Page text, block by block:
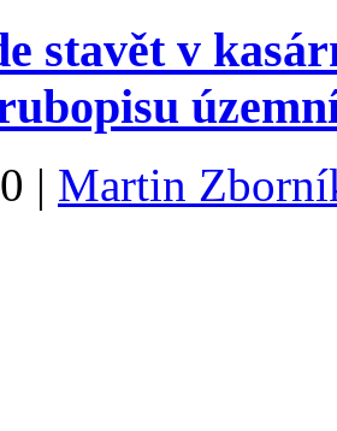
stavět v
| Martin